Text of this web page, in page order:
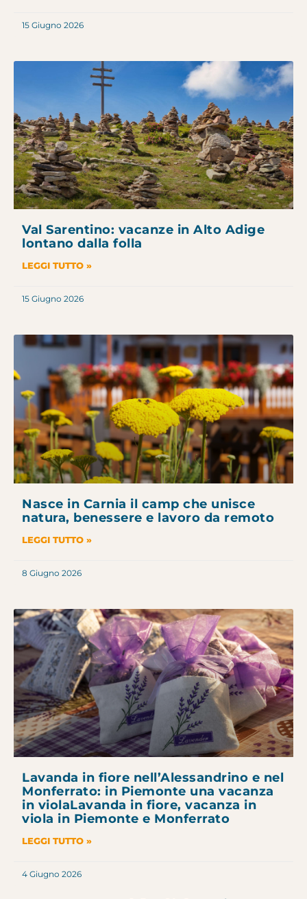
15 Giugno 2026
Val Sarentino: vacanze in Alto Adige
lontano dalla folla
LEGGI TUTTO »
15 Giugno 2026
Nasce in Carnia il camp che unisce
natura, benessere e lavoro da remoto
LEGGI TUTTO »
8 Giugno 2026
Lavanda in fiore nell’Alessandrino e nel
Monferrato: in Piemonte una vacanza
in violaLavanda in fiore, vacanza in
viola in Piemonte e Monferrato
LEGGI TUTTO »
4 Giugno 2026